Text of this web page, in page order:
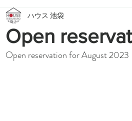
Open
ハウス 池袋
Open reservation for August 2023